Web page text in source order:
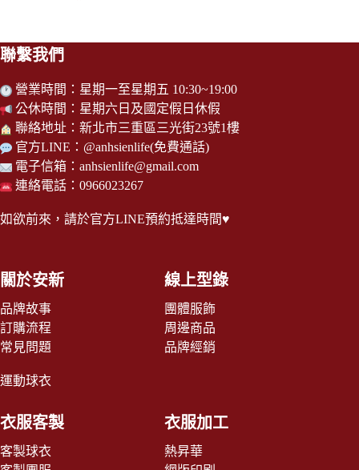
聯繫我們
營業時間：星期一至星期五 10:30~19:00
公休時間：星期六日及國定假日休假
聯絡地址：新北市三重區三光街23號1樓
官方LINE： @anhsienlife(免費通話)
電子信箱： anhsienlife@gmail.com
連絡電話：0966023267
如欲前來，請於官方LINE預約抵達時間♥
關於安新 線上型錄
品牌故事
訂購流程
常見問題
運動球衣
團體服飾
周邊商品
品牌經銷
衣服客製 衣服加工
客製球衣
熱昇華